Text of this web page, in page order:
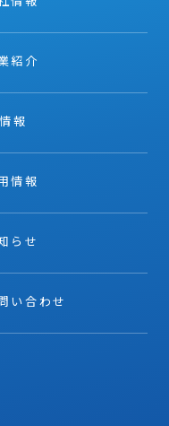
紹介
報
情報
らせ
い合わせ